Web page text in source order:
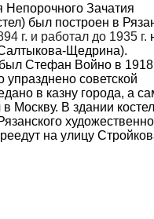
Непорочного Зачатия
был построен в
г. и работал до 1935 г.
Щедрина).
Стефан Войно в 1918
упразднено советской
в казну города, а
Москву. В здании
на улицу